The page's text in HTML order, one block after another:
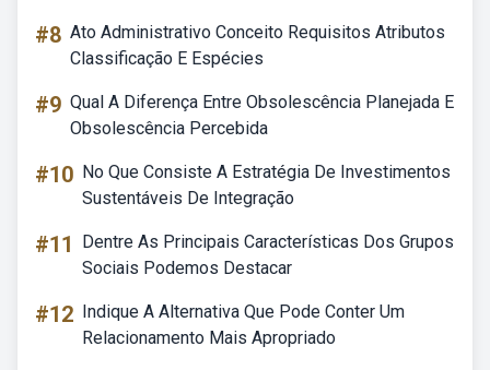
#8 Ato Administrativo Conceito Requisitos Atributos
Classificação E Espécies
#9 Qual A Diferença Entre Obsolescência Planejada E
Obsolescência Percebida
#10 No Que Consiste A Estratégia De Investimentos
Sustentáveis De Integração
#11
Dentre As Principais Características Dos Grupos
Sociais Podemos Destacar
#12 Indique A Alternativa Que Pode Conter Um
Relacionamento Mais Apropriado